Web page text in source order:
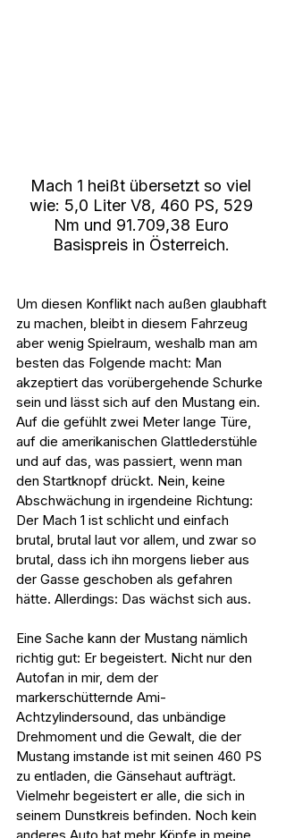
Mach 1 heißt übersetzt so viel
wie: 5,0 Liter V8, 460 PS, 529
Nm und 91.709,38 Euro
Basispreis in Österreich.
Um diesen Konflikt nach außen glaubhaft
zu machen, bleibt in diesem Fahrzeug
aber wenig Spielraum, weshalb man am
besten das Folgende macht: Man
akzeptiert das vorübergehende Schurke
sein und lässt sich auf den Mustang ein.
Auf die gefühlt zwei Meter lange Türe,
auf die amerikanischen Glattlederstühle
und auf das, was passiert, wenn man
den Startknopf drückt. Nein, keine
Abschwächung in irgendeine Richtung:
Der Mach 1 ist schlicht und einfach
brutal, brutal laut vor allem, und zwar so
brutal, dass ich ihn morgens lieber aus
der Gasse geschoben als gefahren
hätte. Allerdings: Das wächst sich aus.
Eine Sache kann der Mustang nämlich
richtig gut: Er begeistert. Nicht nur den
Autofan in mir, dem der
markerschütternde Ami-
Achtzylindersound, das unbändige
Drehmoment und die Gewalt, die der
Mustang imstande ist mit seinen 460 PS
zu entladen, die Gänsehaut aufträgt.
Vielmehr begeistert er alle, die sich in
seinem Dunstkreis befinden. Noch kein